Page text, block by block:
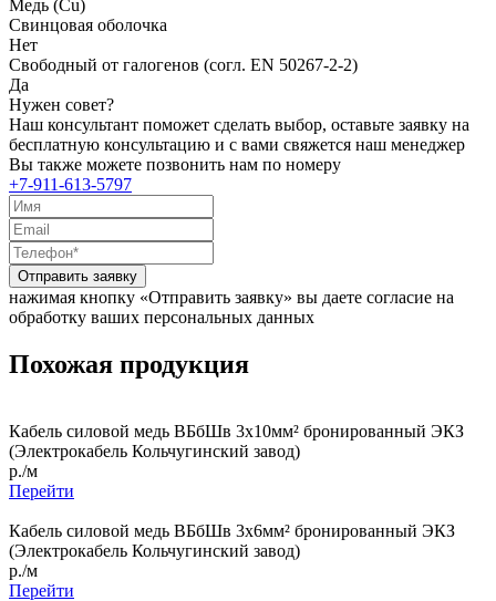
Медь (Cu)
Свинцовая оболочка
Нет
Свободный от галогенов (согл. EN 50267-2-2)
Да
Нужен совет?
Наш консультант поможет сделать выбор, оставьте заявку на
бесплатную консультацию и с вами свяжется наш менеджер
Вы также можете позвонить нам по номеру
+7-911-613-5797
Отправить заявку
нажимая кнопку «Отправить заявку» вы даете согласие на
обработку ваших персональных данных
Похожая продукция
Кабель силовой медь ВБбШв 3x10мм² бронированный ЭКЗ
(Электрокабель Кольчугинский завод)
р./м
Перейти
Кабель силовой медь ВБбШв 3x6мм² бронированный ЭКЗ
(Электрокабель Кольчугинский завод)
р./м
Перейти